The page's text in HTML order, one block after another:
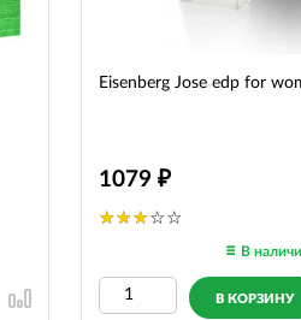
Eisenberg Jose edp for
1079
В
В КОРЗИНУ